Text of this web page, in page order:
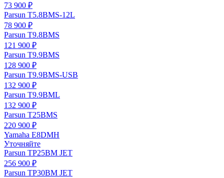
73 900 ₽
Parsun T5.8BMS-12L
78 900 ₽
Parsun T9.8BMS
121 900 ₽
Parsun T9.9BMS
128 900 ₽
Parsun T9.9BMS-USB
132 900 ₽
Parsun T9.9BML
132 900 ₽
Parsun T25BMS
220 900 ₽
Yamaha E8DMH
Уточняйте
Parsun TP25BM JET
256 900 ₽
Parsun TP30BM JET